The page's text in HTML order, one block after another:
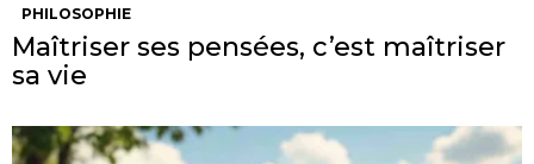
PHILOSOPHIE
Maîtriser ses pensées, c’est maîtriser
sa vie